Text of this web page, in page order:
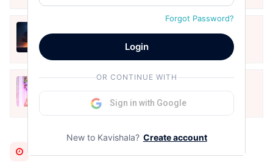
हिज्र पे ये रात भी
अनामिका अम्बर जैन
Dec 24, 2021
Forgot Password?
Login
OR CONTINUE WITH
Sign in with Google
New to Kavishala? Create account